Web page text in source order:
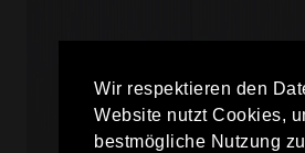
Wir respektieren den
Website nutzt Cookies,
bestmögliche Nutzung